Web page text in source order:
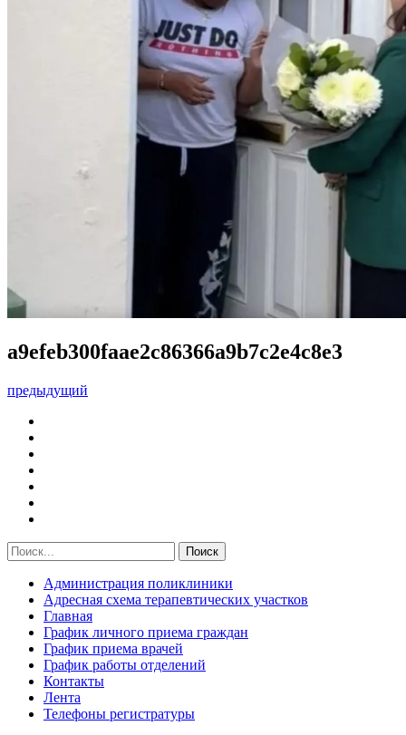
a9efeb300faae2c86366a9b7c2e4c8e3
предыдущий
Администрация поликлиники
Адресная схема терапевтических участков
Главная
График личного приема граждан
График приема врачей
График работы отделений
Контакты
Лента
Телефоны регистратуры